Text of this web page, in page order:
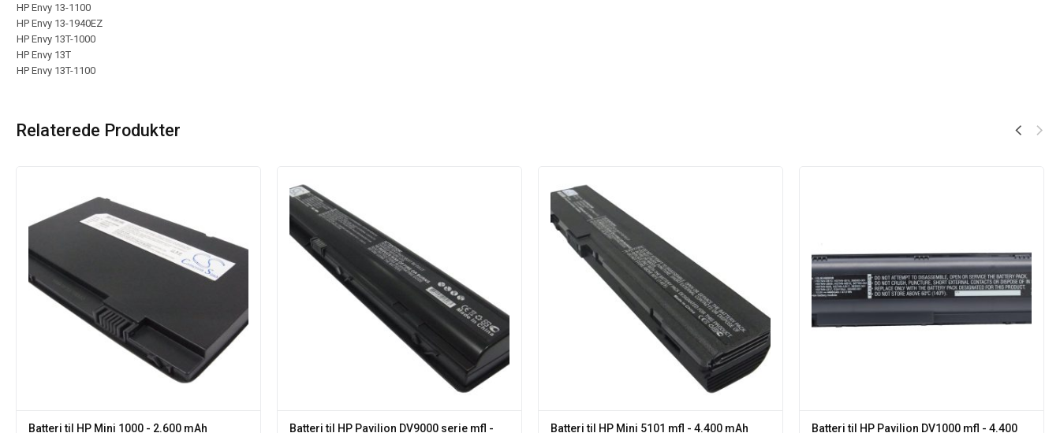
HP Envy 13-1100
HP Envy 13-1940EZ
HP Envy 13T-1000
HP Envy 13T
HP Envy 13T-1100
Relaterede Produkter
Batteri til HP Mini 1000 - 2.600 mAh
Batteri til HP Pavilion DV9000 serie mfl -
Batteri til HP Mini 5101 mfl - 4.400 mAh
Batteri til HP Pavilion DV1000 mfl - 4.400